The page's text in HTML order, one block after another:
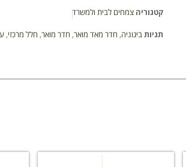
קטגוריה צמחים לבית ולמשרד
תגיותביגוניה, חדר מאד מואר, חדר מואר, חלל מרכזי,